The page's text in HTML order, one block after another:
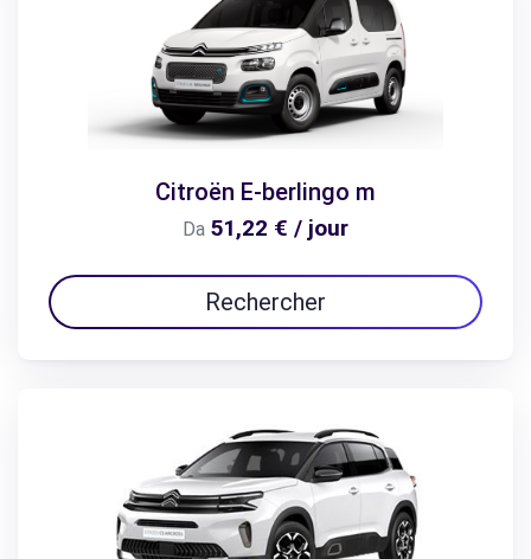
Citroën E-berlingo m
Da 51,22 € / jour
Rechercher